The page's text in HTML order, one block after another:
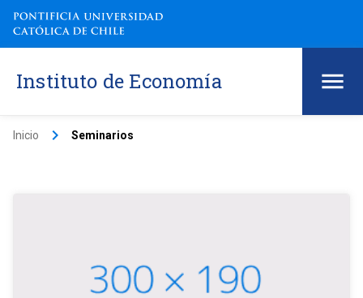
Instituto de Economía
Inicio keyboard_arrow_right Seminarios